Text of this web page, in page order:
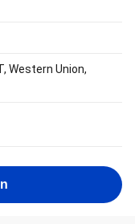
Western Union,